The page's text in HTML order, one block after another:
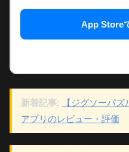
App Store
新着記事:
【ジグソーパ
アプリのレビュー・評価